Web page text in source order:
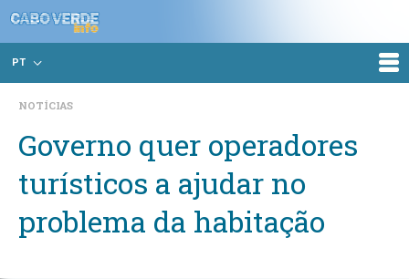
PT
NOTÍCIAS
Governo quer operadores
turísticos a ajudar no
problema da habitação